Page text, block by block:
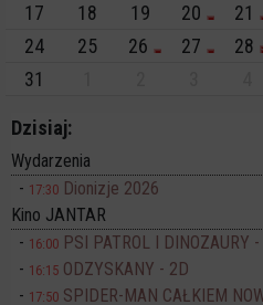
17
18 19 20 21
24
25 26 27 28
31
Dzisiaj:
Wydarzenia
17:30 Dionizje 2026
Kino JANTAR
16:00 PSI PATROL I DINOZAURY
16:15 ODZYSKANY - 2D
17:50 SPIDER-MAN CAŁKIEM